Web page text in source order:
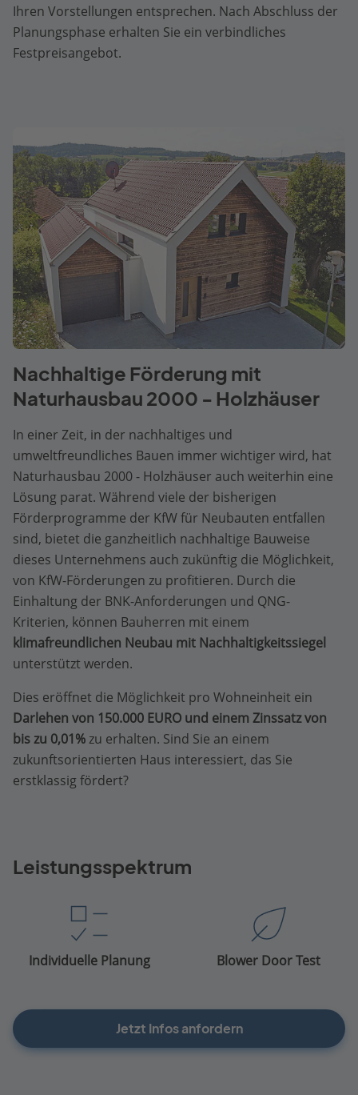
Ihren Vorstellungen entsprechen. Nach Abschluss der
Planungsphase erhalten Sie ein verbindliches
Festpreisangebot.
Nachhaltige Förderung mit
Naturhausbau 2000 - Holzhäuser
In einer Zeit, in der nachhaltiges und
umweltfreundliches Bauen immer wichtiger wird, hat
Naturhausbau 2000 - Holzhäuser auch weiterhin eine
Lösung parat. Während viele der bisherigen
Förderprogramme der KfW für Neubauten entfallen
sind, bietet die ganzheitlich nachhaltige Bauweise
dieses Unternehmens auch zukünftig die Möglichkeit,
von KfW-Förderungen zu profitieren. Durch die
Einhaltung der BNK-Anforderungen und QNG-
Kriterien, können Bauherren mit einem
klimafreundlichen Neubau mit Nachhaltigkeitssiegel
unterstützt werden.
Dies eröffnet die Möglichkeit pro Wohneinheit ein
Darlehen von 150.000 EURO und einem Zinssatz von
bis zu 0,01%zu erhalten. Sind Sie an einem
zukunftsorientierten Haus interessiert, das Sie
erstklassig fördert?
Leistungsspektrum
Individuelle Planung Blower Door Test
Jetzt Infos anfordern